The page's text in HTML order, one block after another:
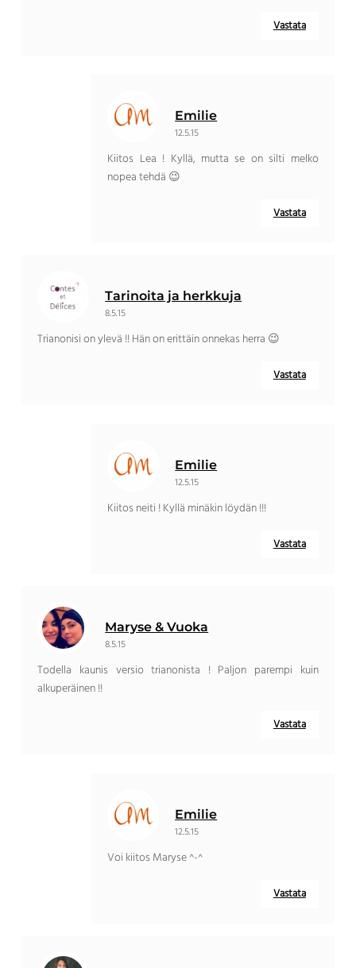
Vastata
Emilie
12.5.15
Kiitos Lea ! Kyllä, mutta se on silti melko
nopea tehdä 😉
Vastata
Tarinoita ja herkkuja
8.5.15
Trianonisi on ylevä !! Hän on erittäin onnekas herra 😉
Vastata
Emilie
12.5.15
Kiitos neiti ! Kyllä minäkin löydän !!!
Vastata
Maryse & Vuoka
8.5.15
Todella kaunis versio trianonista ! Paljon parempi kuin
alkuperäinen !!
Vastata
Emilie
12.5.15
Voi kiitos Maryse ^-^
Vastata